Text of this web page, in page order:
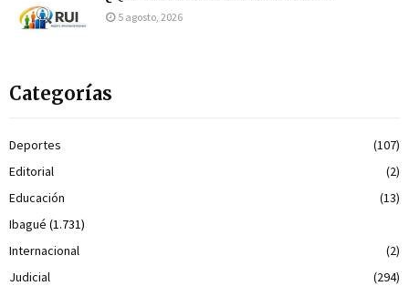
5 agosto, 2026
Categorías
Deportes
(107)
Editorial
(2)
Educación
(13)
Ibagué (1.731)
Internacional
(2)
Judicial
(294)